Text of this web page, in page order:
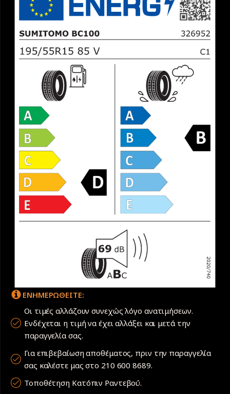
ΕΝΗΜΕΡΩΘΕΙΤΕ:
Οι τιμές αλλάζουν συνεχώς λόγο ανατιμήσεων.
Ενδέχεται η τιμή να έχει αλλάξει και μετά την
παραγγελία σας.
Για επιβεβαίωση αποθέματος, πριν την παραγγελία
σας καλέστε μας στο 210 600 8689.
Τοποθέτηση Κατόπιν Ραντεβού.